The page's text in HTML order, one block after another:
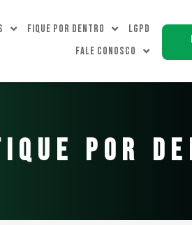
Fique Por dentro
LGPD
Fale Conosco
POR